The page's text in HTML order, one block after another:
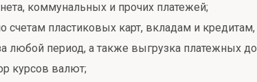
коммунальных и прочих платежей;
счетам пластиковых карт, вкладам и
любой период, а также выгрузка платежных
курсов валют;